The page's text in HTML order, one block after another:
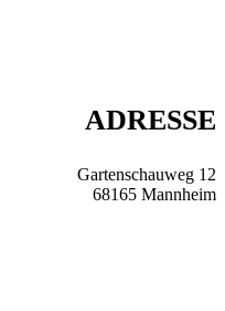
ADRESSE
Gartenschauweg 12
68165 Mannheim